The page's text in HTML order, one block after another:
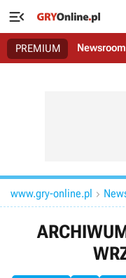

PREMIUM Newsroom
www.gry-online.pl 